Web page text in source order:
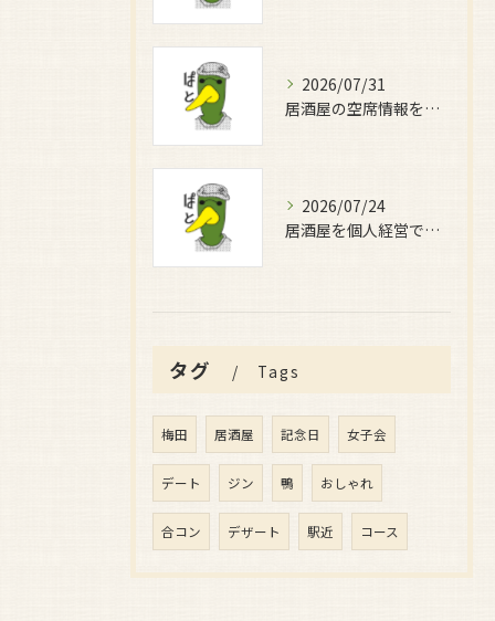
2026/07/31
居酒屋の空席情報を大阪府大阪市北区と大東市で効率よく比較する方法と賢い店選びガイド
2026/07/24
居酒屋を個人経営で安定収益を目指すための実践ガイドと成功するためのポイント
タグ Tags
梅田 居酒屋 記念日 女子会
デート ジン 鴨 おしゃれ
合コン デザート 駅近 コース